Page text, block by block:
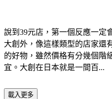
說到39元店，第一個反應一定
大創外，像這樣類型的店家還
的好物，雖然價格有分幾個階
宜。大創在日本就是一間百...
載入更多